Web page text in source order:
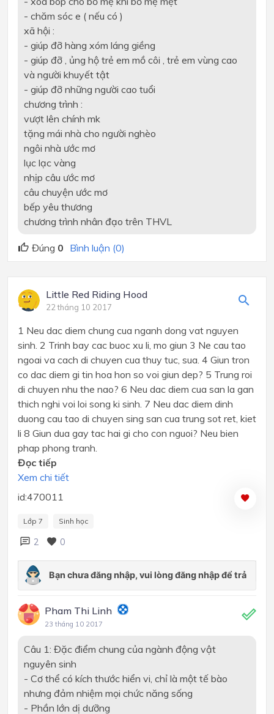
- chăm sóc e ( nếu có )
xã hội :
- giúp đỡ hàng xóm láng giềng
- giúp đỡ , ủng hộ trẻ em mồ côi , trẻ em vùng cao
và người khuyết tật
- giúp đỡ những người cao tuổi
chương trình :
vượt lên chính mk
tặng mái nhà cho người nghèo
ngôi nhà ước mơ
lục lạc vàng
nhịp câu ước mơ
câu chuyện ước mơ
bếp yêu thương
chương trình nhân đạo trên THVL
Đúng 0 Bình luận (0)
Little Red Riding Hood
22 tháng 10 2017
1 Neu dac diem chung cua nganh dong vat nguyen
sinh. 2 Trinh bay cac buoc xu li, mo giun 3 Ne cau tao
ngoai va cach di chuyen cua thuy tuc, sua. 4 Giun tron
co dac diem gi tin hoa hon so voi giun dep? 5 Trung roi
di chuyen nhu the nao? 6 Neu dac diem cua san la gan
thich nghi voi loi song ki sinh. 7 Neu dac diem dinh
duong cau tao di chuyen sing san cua trung sot ret, kiet
li 8 Giun dua gay tac hai gi cho con nguoi? Neu bien
phap phong tranh.
Đọc tiếp
Xem chi tiết
id:470011
Lớp 7 Sinh học
2 0
Pham Thi Linh
23 tháng 10 2017
Câu 1: Đặc điểm chung của ngành động vật
nguyên sinh
- Cơ thể có kích thước hiển vi, chỉ là một tế bào
nhưng đảm nhiệm mọi chức năng sống
- Phần lớn dị dưỡng